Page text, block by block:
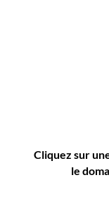
Cliquez sur
le